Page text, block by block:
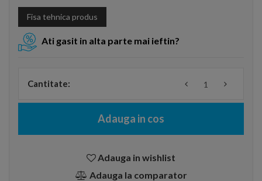
Fisa tehnica produs
Ati gasit in alta parte mai ieftin?
Cantitate:
Adauga in cos
Adauga in wishlist
Adauga la comparator